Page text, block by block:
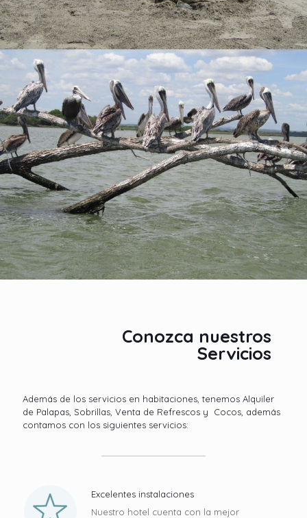
Conozca nuestros
Servicios
Además de los servicios en habitaciones, tenemos Alquiler
de Palapas, Sobrillas, Venta de Refrescos y Cocos, además
contamos con los siguientes servicios:
Excelentes instalaciones
Nuestro hotel cuenta con la mejor